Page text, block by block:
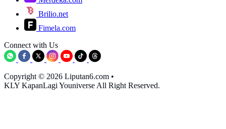
Brilio.net
Fimela.com
Connect with Us
Copyright © 2026 Liputan6.com •
KLY KapanLagi Youniverse All Right Reserved.